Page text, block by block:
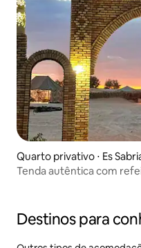
Quarto privativo ⋅ Es
Tenda autêntica com
Destinos para